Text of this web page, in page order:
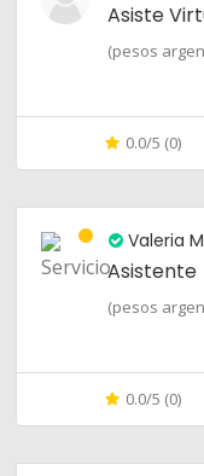
Asiste
(pesos
0.0/5 (0)
Valeria
Asistente
(pesos
0.0/5 (0)